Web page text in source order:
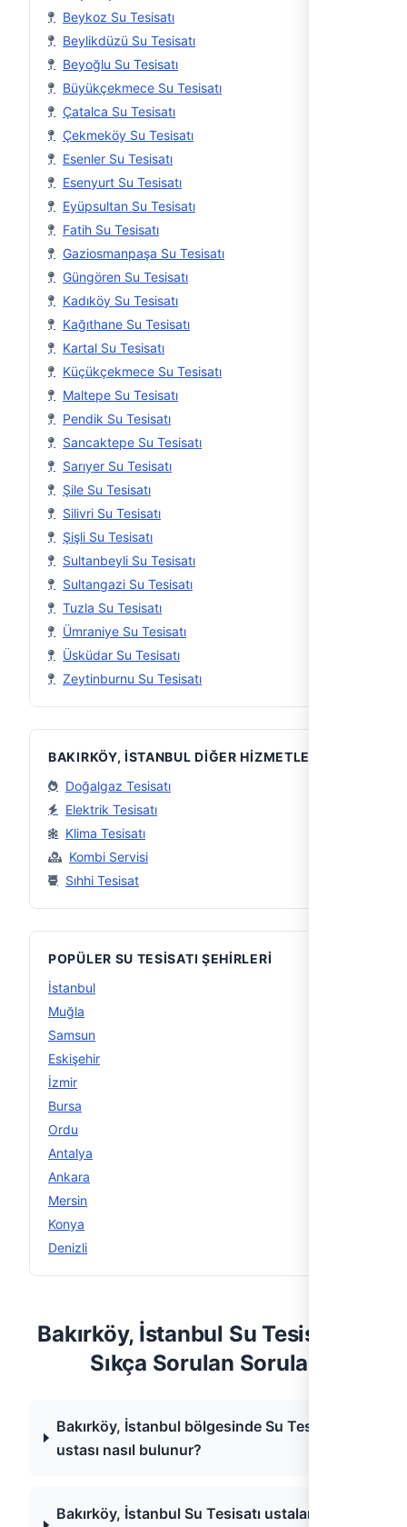
Beykoz Su Tesisatı
Beylikdüzü Su Tesisatı
Beyoğlu Su Tesisatı
Büyükçekmece Su Tesisatı
Çatalca Su Tesisatı
Çekmeköy Su Tesisatı
Esenler Su Tesisatı
Esenyurt Su Tesisatı
Eyüpsultan Su Tesisatı
Fatih Su Tesisatı
Gaziosmanpaşa Su Tesisatı
Güngören Su Tesisatı
Kadıköy Su Tesisatı
Kağıthane Su Tesisatı
Kartal Su Tesisatı
Küçükçekmece Su Tesisatı
Maltepe Su Tesisatı
Pendik Su Tesisatı
Sancaktepe Su Tesisatı
Sarıyer Su Tesisatı
Şile Su Tesisatı
Silivri Su Tesisatı
Şişli Su Tesisatı
Sultanbeyli Su Tesisatı
Sultangazi Su Tesisatı
Tuzla Su Tesisatı
Ümraniye Su Tesisatı
Üsküdar Su Tesisatı
Zeytinburnu Su Tesisatı
BAKIRKÖY, İSTANBUL DIĞER HIZMETLER
Doğalgaz Tesisatı
Elektrik Tesisatı
Klima Tesisatı
Kombi Servisi
Sıhhi Tesisat
POPÜLER SU TESISATI ŞEHIRLERI
İstanbul
Muğla
Samsun
Eskişehir
İzmir
Bursa
Ordu
Antalya
Ankara
Mersin
Konya
Denizli
Bakırköy, İstanbul Su Tesisatı —
Sıkça Sorulan Sorular
Bakırköy, İstanbul bölgesinde Su Tesisatı
ustası nasıl bulunur?
Bakırköy, İstanbul Su Tesisatı ustaları acil